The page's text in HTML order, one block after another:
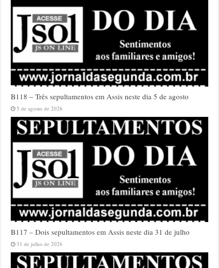
B118 – Três sepultamentos em Assis neste dia 5 de agosto
5 de agosto de 2026
B117 – Dois sepultamentos em Assis neste dia 31 de julho
31 de julho de 2026